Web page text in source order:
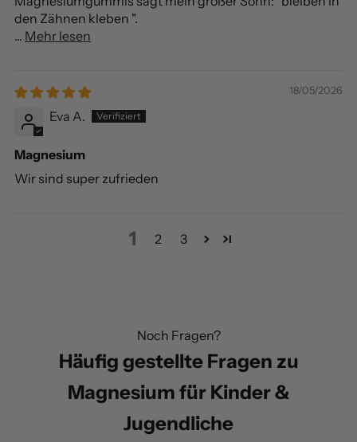
den Zähnen kleben ".
... Mehr lesen
18/05/2026
Eva A.
Magnesium
Wir sind super zufrieden
1 2 3
Noch Fragen?
Häufig gestellte Fragen zu
Magnesium für Kinder &
Jugendliche